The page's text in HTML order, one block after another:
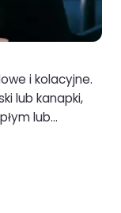
Dostępne jest
i kolacyjne.
lub kanapki,
lub